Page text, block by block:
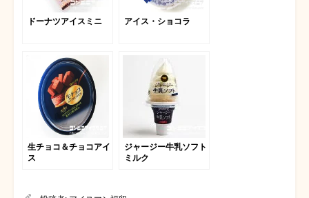
ドーナツアイスミニ アイス・ショコラ
生チョコ＆チョコアイ
ス
ジャージー牛乳ソフト
ミルク